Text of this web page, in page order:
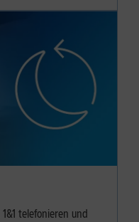
telefonieren und